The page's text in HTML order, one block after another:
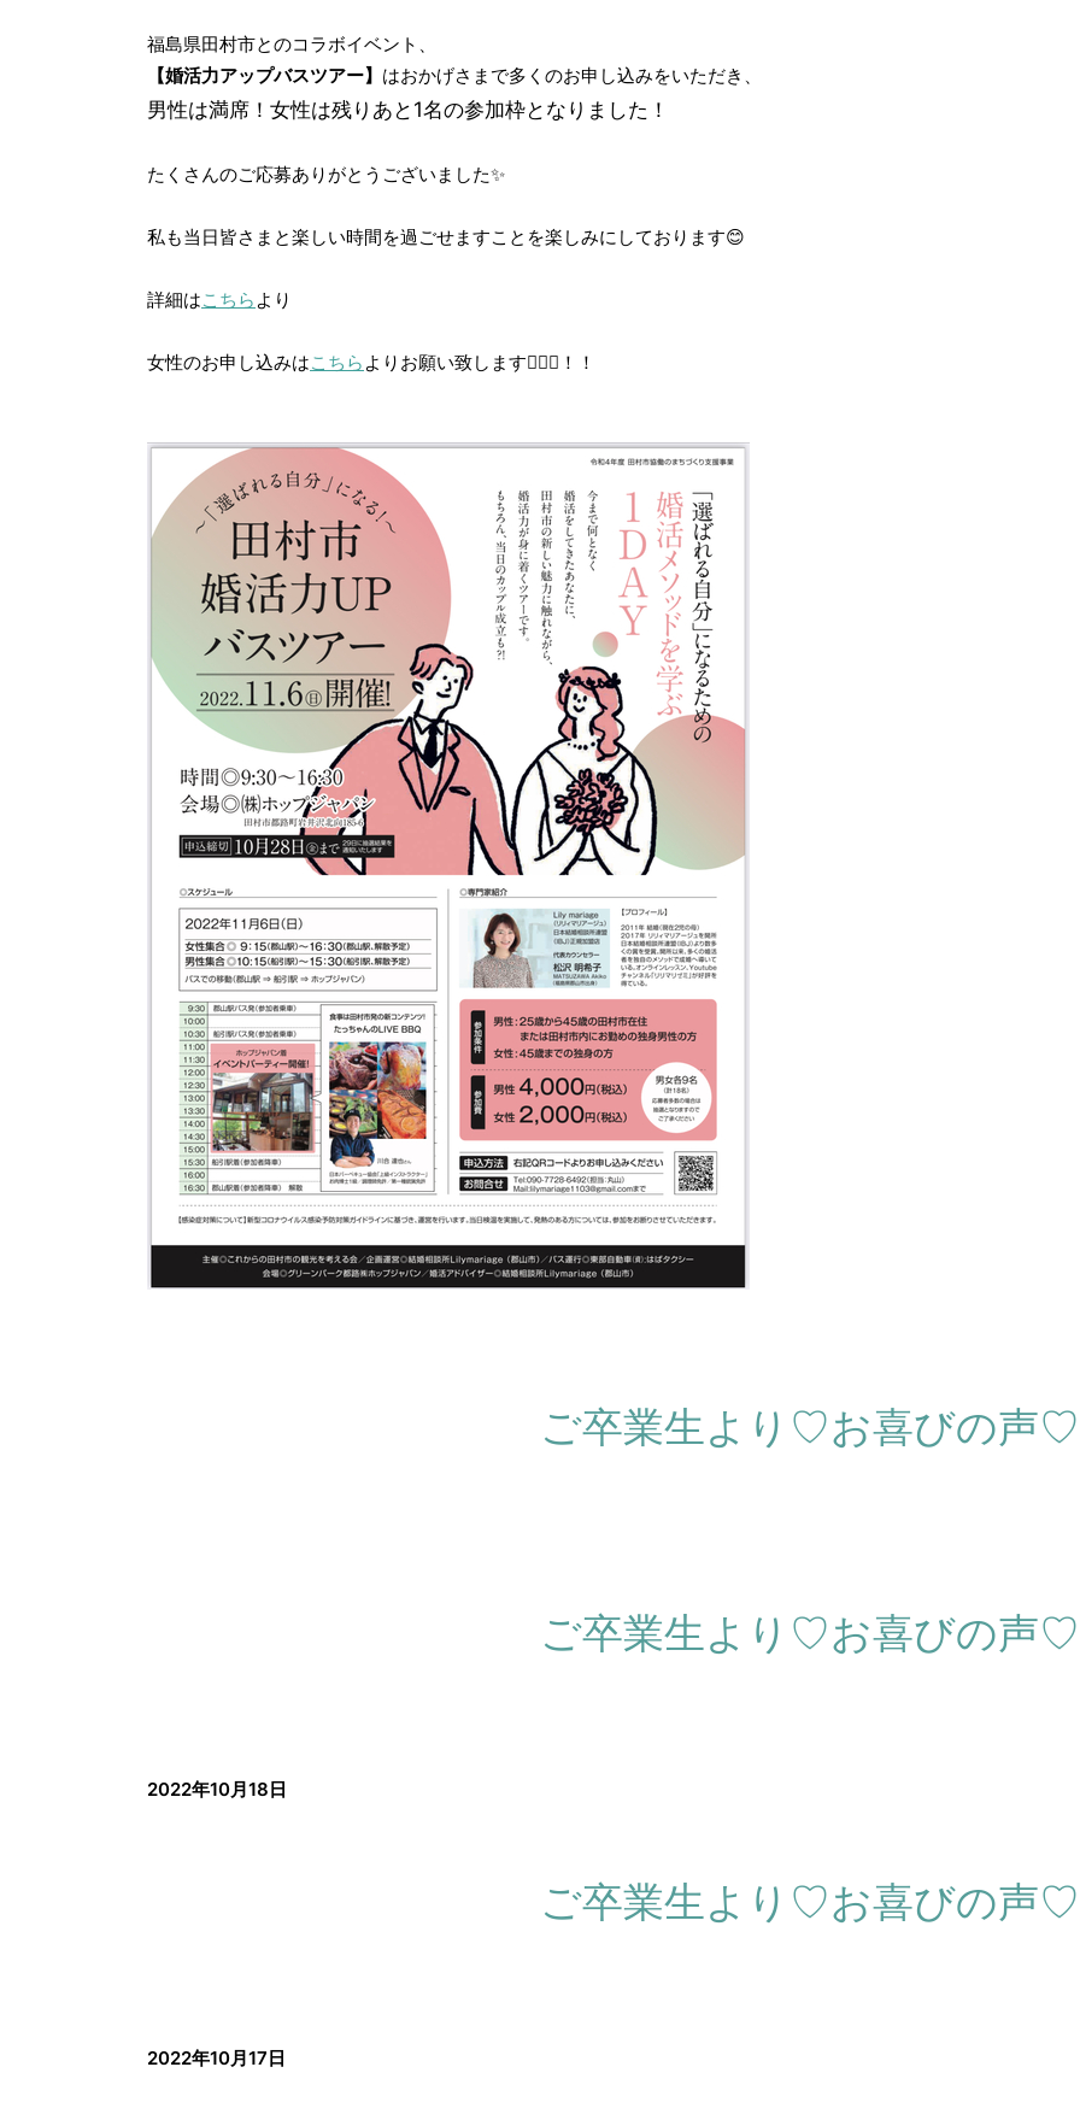
福島県田村市とのコラボイベント、
【婚活力アップバスツアー】 はおかげさまで多くのお申し込みをいただき、
男性は満席！女性は残りあと1名の参加枠となりました！
たくさんのご応募ありがとうございました✨
私も当日皆さまと楽しい時間を過ごせますことを楽しみにしております😊
詳細はこちら より
女性のお申し込みはこちら よりお願い致します🙇‍♂️‍♀！！
ご卒業生より♡お喜びの声♡
ご卒業生より♡お喜びの声♡
2022年10月18日
ご卒業生より♡お喜びの声♡
2022年10月17日